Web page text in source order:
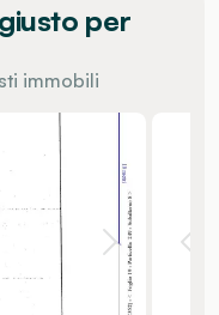
per
immobili